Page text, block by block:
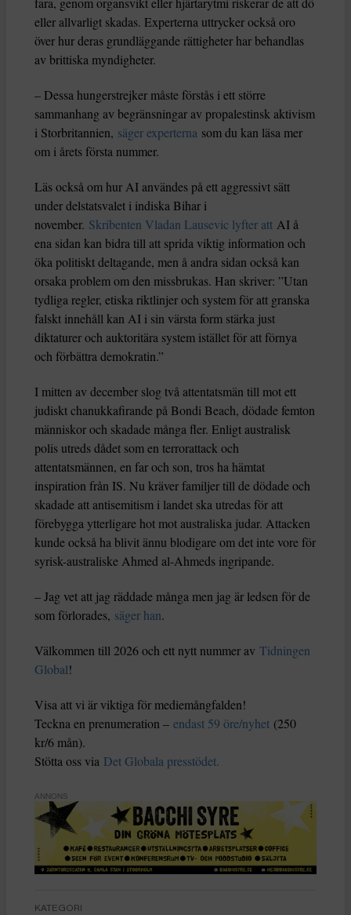
eller allvarligt skadas. Experterna uttrycker också oro
över hur deras grundläggande rättigheter har behandlas
av brittiska myndigheter.
– Dessa hungerstrejker måste förstås i ett större
sammanhang av begränsningar av propalestinsk aktivism
i Storbritannien, säger experterna som du kan läsa mer
om i årets första nummer.
Läs också om hur AI användes på ett aggressivt sätt
under delstatsvalet i indiska Bihar i
november. Skribenten Vladan Lausevic lyfter att AI å
ena sidan kan bidra till att sprida viktig information och
öka politiskt deltagande, men å andra sidan också kan
orsaka problem om den missbrukas. Han skriver: ”Utan
tydliga regler, etiska riktlinjer och system för att granska
falskt innehåll kan AI i sin värsta form stärka just
diktaturer och auktoritära system istället för att förnya
och förbättra demokratin.”
I mitten av december slog två attentatsmän till mot ett
judiskt chanukkafirande på Bondi Beach, dödade femton
människor och skadade många fler. Enligt australisk
polis utreds dådet som en terrorattack och
attentatsmännen, en far och son, tros ha hämtat
inspiration från IS. Nu kräver familjer till de dödade och
skadade att antisemitism i landet ska utredas för att
förebygga ytterligare hot mot australiska judar. Attacken
kunde också ha blivit ännu blodigare om det inte vore för
syrisk-australiske Ahmed al-Ahmeds ingripande.
– Jag vet att jag räddade många men jag är ledsen för de
som förlorades, säger han.
Välkommen till 2026 och ett nytt nummer av Tidningen
Global!
Visa att vi är viktiga för mediemångfalden!
Teckna en prenumeration – endast 59 öre/nyhet (250
kr/6 mån).
Stötta oss via Det Globala presstödet.
ANNONS
KATEGORI